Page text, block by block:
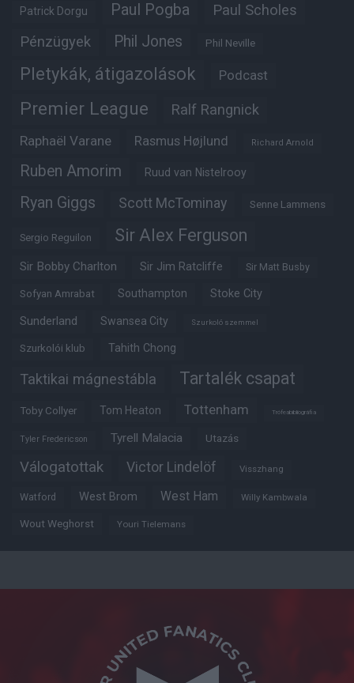
Patrick Dorgu Paul Pogba Paul Scholes
Pénzügyek Phil Jones Phil Neville
Pletykák, átigazolások Podcast
Premier League Ralf Rangnick
Raphaël Varane Rasmus Højlund Richard Arnold
Ruben Amorim Ruud van Nistelrooy
Ryan Giggs Scott McTominay Senne Lammens
Sergio Reguilon Sir Alex Ferguson
Sir Bobby Charlton Sir Jim Ratcliffe Sir Matt Busby
Sofyan Amrabat Southampton Stoke City
Sunderland Swansea City Szurkoló szemmel
Szurkolói klub Tahith Chong
Taktikai mágnestábla Tartalék csapat
Toby Collyer Tom Heaton Tottenham Trófeabibliográfia
Tyler Fredericson Tyrell Malacia Utazás
Válogatottak Victor Lindelöf Visszhang
Watford West Brom West Ham Willy Kambwala
Wout Weghorst Youri Tielemans